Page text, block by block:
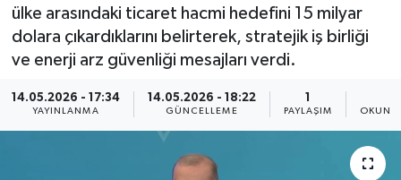
ülke arasındaki ticaret hacmi hedefini 15 milyar
dolara çıkardıklarını belirterek, stratejik iş birliği
ve enerji arz güvenliği mesajları verdi.
14.05.2026 - 17:34
YAYINLANMA
14.05.2026 - 18:22
GÜNCELLEME PAYLAŞIM